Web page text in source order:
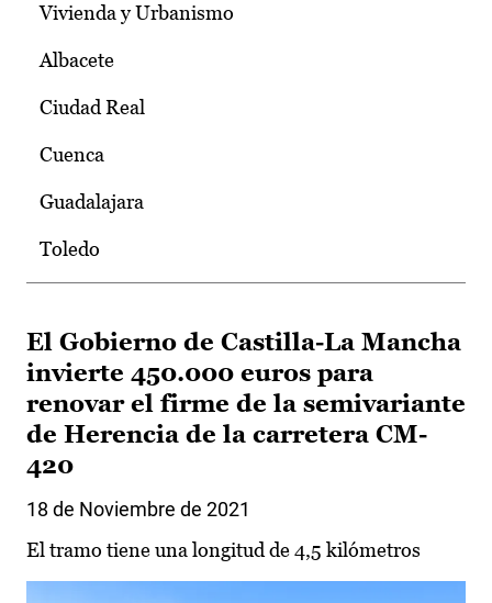
Vivienda y Urbanismo
Albacete
Ciudad Real
Cuenca
Guadalajara
Toledo
El Gobierno de Castilla-La Mancha
invierte 450.000 euros para
renovar el firme de la semivariante
de Herencia de la carretera CM-
420
18 de Noviembre de 2021
El tramo tiene una longitud de 4,5 kilómetros